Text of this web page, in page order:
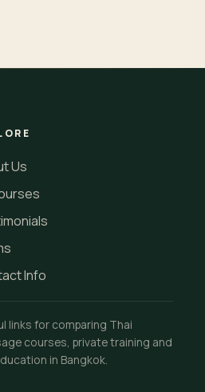
Us
Info
links for comparing Thai
courses, private training and
in Bangkok.